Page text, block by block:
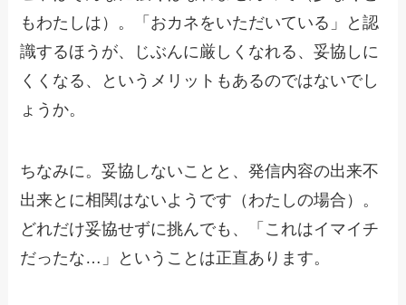
もわたしは）。「おカネをいただいている」と認
識するほうが、じぶんに厳しくなれる、妥協しに
くくなる、というメリットもあるのではないでし
ょうか。
ちなみに。妥協しないことと、発信内容の出来不
出来とに相関はないようです（わたしの場合）。
どれだけ妥協せずに挑んでも、「これはイマイチ
だったな…」ということは正直あります。